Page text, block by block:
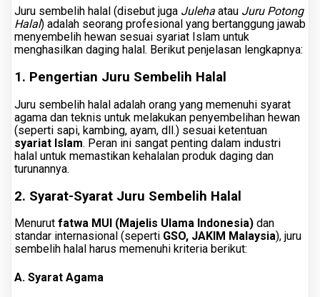
Juru sembelih halal (disebut juga Juleha atau Juru Potong
Halal) adalah seorang profesional yang bertanggung jawab
menyembelih hewan sesuai syariat Islam untuk
menghasilkan daging halal. Berikut penjelasan lengkapnya:
1. Pengertian Juru Sembelih Halal
Juru sembelih halal adalah orang yang memenuhi syarat
agama dan teknis untuk melakukan penyembelihan hewan
(seperti sapi, kambing, ayam, dll.) sesuai ketentuan
syariat Islam. Peran ini sangat penting dalam industri
halal untuk memastikan kehalalan produk daging dan
turunannya.
2. Syarat-Syarat Juru Sembelih Halal
Menurut fatwa MUI (Majelis Ulama Indonesia) dan
standar internasional (seperti GSO, JAKIM Malaysia), juru
sembelih halal harus memenuhi kriteria berikut:
A. Syarat Agama